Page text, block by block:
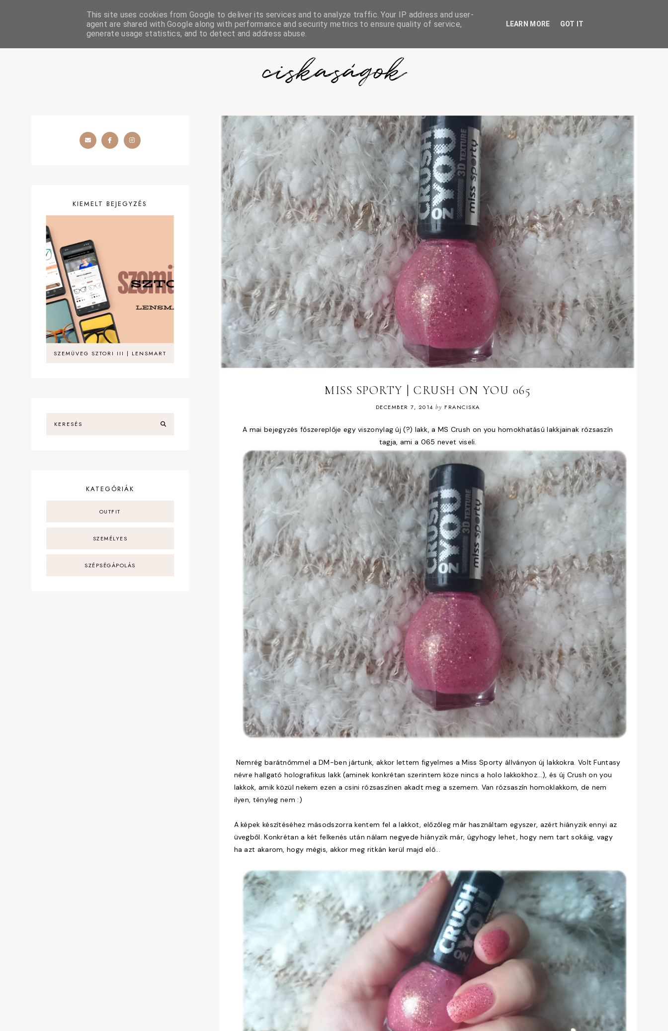
SZÉPSÉGÁPOLÁS OUTFIT SZEMÉLYES
ciskaságok
MISS SPORTY | CRUSH ON YOU 065
DECEMBER 7, 2014 by FRANCISKA
A mai bejegyzés főszereplője egy viszonylag új (?) lakk, a MS Crush on you homokhatású lakkjainak rózsaszín
tagja, ami a 065 nevet viseli.
Nemrég barátnőmmel a DM-ben jártunk, akkor lettem figyelmes a Miss Sporty állványon új lakkokra. Volt Funtasy
névre hallgató holografikus lakk (aminek konkrétan szerintem köze nincs a holo lakkokhoz...), és új Crush on you
lakkok, amik közül nekem ezen a csini rózsaszínen akadt meg a szemem. Van rózsaszín homoklakkom, de nem
ilyen, tényleg nem :)
A képek készítéséhez másodszorra kentem fel a lakkot, előzőleg már használtam egyszer, azért hiányzik ennyi az
üvegből. Konkrétan a két felkenés után nálam negyede hiányzik már, úgyhogy lehet, hogy nem tart sokáig, vagy
ha azt akarom, hogy mégis, akkor meg ritkán kerül majd elő...
KIEMELT BEJEGYZÉS
SZEMÜVEG SZTORI III | LENSMART
KATEGÓRIÁK
OUTFIT
SZEMÉLYES
SZÉPSÉGÁPOLÁS
This site uses cookies from Google to deliver its services and to analyze traffic. Your IP address and user-
agent are shared with Google along with performance and security metrics to ensure quality of service,
generate usage statistics, and to detect and address abuse.
LEARN MORE GOT IT